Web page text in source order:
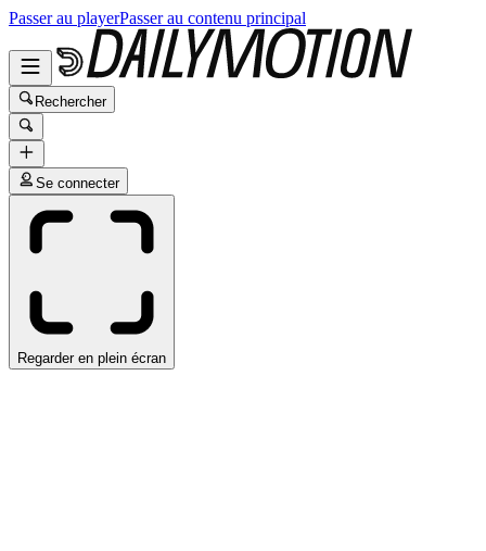
Passer au playerPasser au contenu principal
Rechercher
Se connecter
Regarder en plein écran